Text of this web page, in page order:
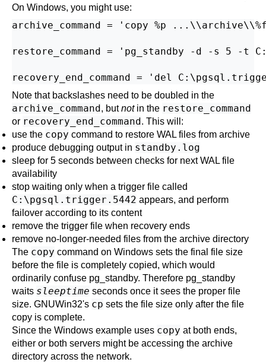
On Windows, you might use:
archive_command = 'copy %p
restore_command = 'pg_standby -d -s 5 -t
Note that backslashes need to be doubled in the
archive_command, butnotin the restore_command
or recovery_end_command. This will:
use the copy command to restore WAL files from archive
produce debugging output in standby.log
sleep for 5 seconds between checks for next WAL file
availability
stop waiting only when a trigger file called
C:\pgsql.trigger.5442 appears, and perform
failover according to its content
remove the trigger file when recovery ends
remove no-longer-needed files from the archive directory
The copy command on Windows sets the final file size
before the file is completely copied, which would
ordinarily confuse pg_standby. Therefore pg_standby
waits sleeptime seconds once it sees the proper file
size. GNUWin32's cp sets the file size only after the file
copy is complete.
Since the Windows example uses copy at both ends,
either or both servers might be accessing the archive
directory across the network.